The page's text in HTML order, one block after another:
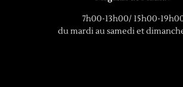
7h00-13h00/ 15h00-
du mardi au samedi et